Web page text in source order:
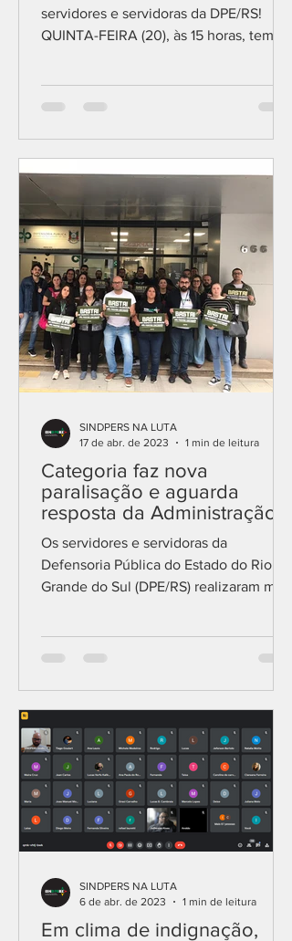
servidores e servidoras da DPE/RS!
QUINTA-FEIRA (20), às 15 horas, temos
Categoria faz nova
paralisação e aguarda
resposta da Administração
sobre abertura de
negociação
Os servidores e servidoras da
Defensoria Pública do Estado do Rio
Grande do Sul (DPE/RS) realizaram mais
SINDPERS NA LUTA
17 de abr. de 2023
1 min de leitura
Em clima de indignação,
SINDPERS NA LUTA
6 de abr. de 2023
1 min de leitura